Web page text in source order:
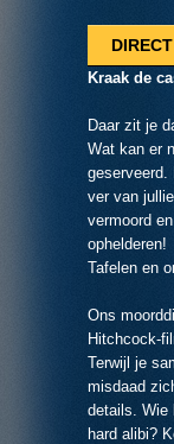
Kraak de
Daar zit je
Wat kan er
geserveerd.
ver van
vermoord
ophelderen!
Tafelen en
Ons
Hitchcock-
Terwijl je
misdaad
details. Wie
hard alibi?